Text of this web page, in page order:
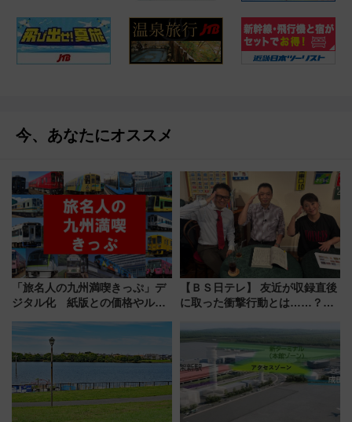
今、あなたにオススメ
「旅名人の九州満喫きっぷ」デ
ジタル化 紙版との価格やルー
【ＢＳ日テレ】 友近が収録直後
に取った衝撃行動とは……？
で極上の夏祭り鉄道旅を放送